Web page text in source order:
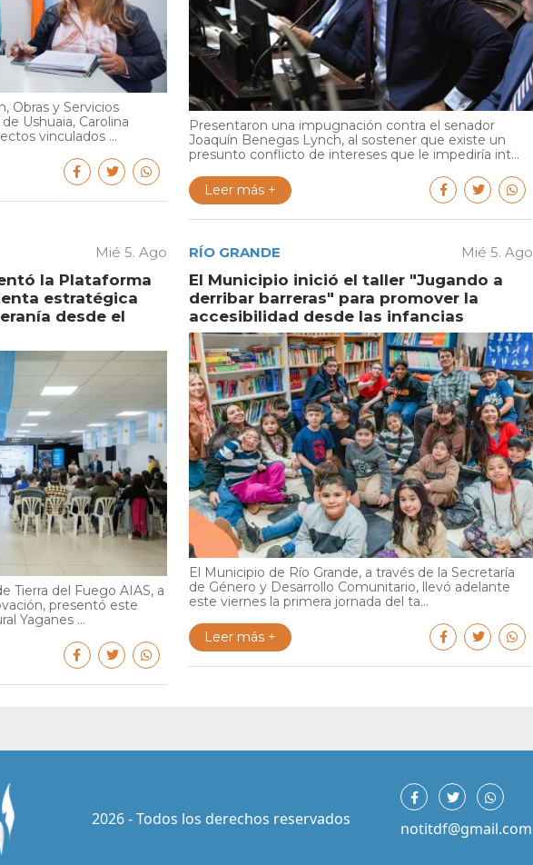
Obras y Servicios
Ushuaia, Carolina
vinculados ...
Presentaron una impugnación contra el senador
Joaquín Benegas Lynch, al sostener que existe un
presunto conflicto de intereses que le impediría int...
Leer más +
Mié 5. Ago
la Plataforma
estratégica
desde el
Tierra del Fuego AIAS, a
presentó este
Yaganes ...
RÍO GRANDE Mié 5. Ago
El Municipio inició el taller "Jugando a
derribar barreras" para promover la
accesibilidad desde las infancias
El Municipio de Río Grande, a través de la Secretaría
de Género y Desarrollo Comunitario, llevó adelante
este viernes la primera jornada del ta...
Leer más +
2026 - Todos los derechos reservados notitdf@gmail.com